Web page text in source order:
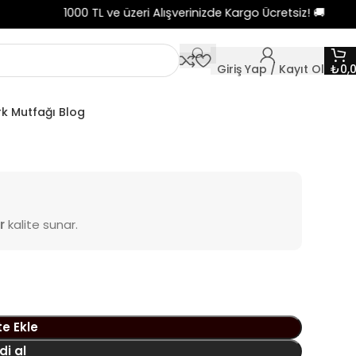
1000 TL ve üzeri Alışverinizde Kargo Ücretsiz! 🚚
Giriş Yap / Kayıt Ol ₺
Mutfağı Blog
kalite sunar.
Ekle
al